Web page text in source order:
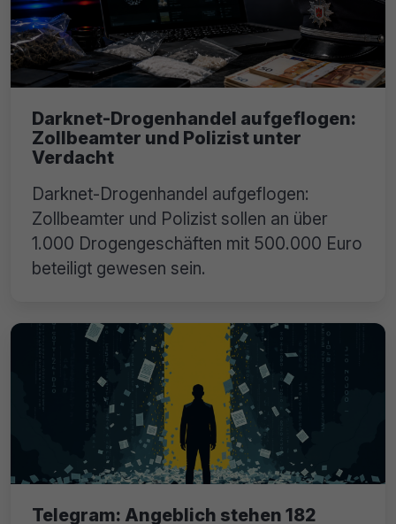
Darknet-Drogenhandel aufgeflogen:
Zollbeamter und Polizist unter
Verdacht
Darknet-Drogenhandel aufgeflogen:
Zollbeamter und Polizist sollen an über
1.000 Drogengeschäften mit 500.000 Euro
beteiligt gewesen sein.
Telegram: Angeblich stehen 182